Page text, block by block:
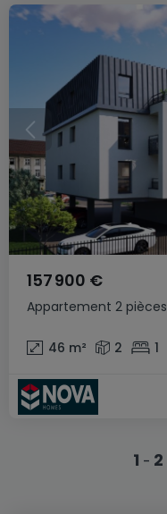
Appartement 2 pièces
157 900 €
46 m² 2 1
1 - 2